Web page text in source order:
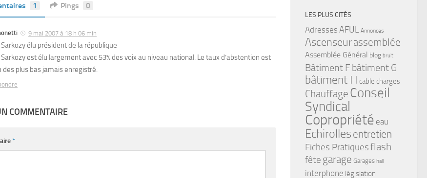
1 Pings 0
9 mai 2007 à 18 h 06 min
élu président de la république
est élu largement avec 53% des voix au niveau national. Le taux d’abstention est
des plus bas jamais enregistré.
COMMENTAIRE
*
LES PLUS CITÉS
Adresses AFUL Annonces
Ascenseurassemblée
Assemblée Général blog bruit
Bâtiment F bâtiment G
bâtiment H cable charges
Chauffage Conseil
Syndical
Copropriété eau
Echirolles entretien
Fiches Pratiquesflash
fête garage Garages hall
interphone législation